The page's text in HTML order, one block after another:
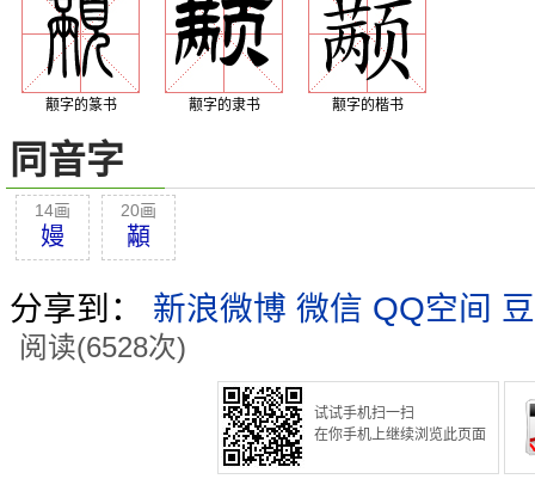
颟字的篆书 颟字的隶书 颟字的楷书
同音字
14画
嫚
20画
顢
分享到： 新浪微博 微信 QQ空间
阅读(6528次)
试试手机扫一扫
在你手机上继续浏览此页面